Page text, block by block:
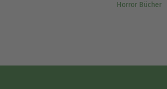
Horror Bücher